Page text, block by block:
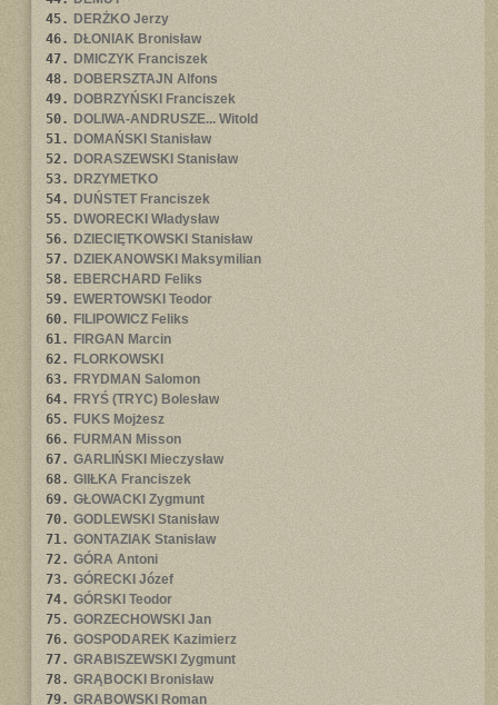
45. DERŻKO Jerzy
46. DŁONIAK Bronisław
47. DMICZYK Franciszek
48. DOBERSZTAJN Alfons
49. DOBRZYŃSKI Franciszek
50. DOLIWA-ANDRUSZE... Witold
51. DOMAŃSKI Stanisław
52. DORASZEWSKI Stanisław
53. DRZYMETKO
54. DUŃSTET Franciszek
55. DWORECKI Władysław
56. DZIECIĘTKOWSKI Stanisław
57. DZIEKANOWSKI Maksymilian
58. EBERCHARD Feliks
59. EWERTOWSKI Teodor
60. FILIPOWICZ Feliks
61. FIRGAN Marcin
62. FLORKOWSKI
63. FRYDMAN Salomon
64. FRYŚ (TRYC) Bolesław
65. FUKS Mojżesz
66. FURMAN Misson
67. GARLIŃSKI Mieczysław
68. GIIŁKA Franciszek
69. GŁOWACKI Zygmunt
70. GODLEWSKI Stanisław
71. GONTAZIAK Stanisław
72. GÓRA Antoni
73. GÓRECKI Józef
74. GÓRSKI Teodor
75. GORZECHOWSKI Jan
76. GOSPODAREK Kazimierz
77. GRABISZEWSKI Zygmunt
78. GRĄBOCKI Bronisław
79. GRABOWSKI Roman